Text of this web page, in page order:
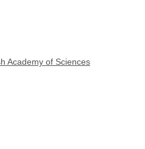
Academy of Sciences